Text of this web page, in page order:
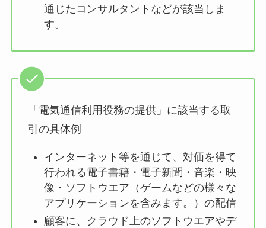
通じたコンサルタントなどが該当しま
す。
「電気通信利用役務の提供」に該当する取
引の具体例
インターネット等を通じて、対価を得て
行われる電子書籍・電子新聞・音楽・映
像・ソフトウエア（ゲームなどの様々な
アプリケーションを含みます。）の配信
顧客に、クラウド上のソフトウエアやデ